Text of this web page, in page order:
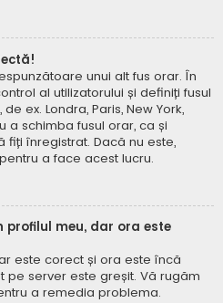
unui alt fus orar. În
al utilizatorului și definiți fusul
ex. Londra, Paris, New York,
a schimba fusul orar, ca și
fiți înregistrat. Dacă nu este,
a face acest lucru.
meu, dar ora este
este corect și ora este încă
pe server este greșit. Vă rugăm
a remedia problema.